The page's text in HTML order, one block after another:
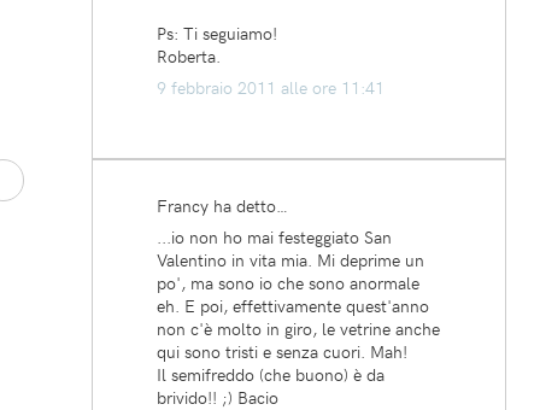
Ps: Ti seguiamo!
Roberta.
9 febbraio 2011 alle ore 11:41
Francy ha detto…
...io non ho mai festeggiato San
Valentino in vita mia. Mi deprime un
po', ma sono io che sono anormale
eh. E poi, effettivamente quest'anno
non c'è molto in giro, le vetrine anche
qui sono tristi e senza cuori. Mah!
Il semifreddo (che buono) è da
brivido!! ;) Bacio